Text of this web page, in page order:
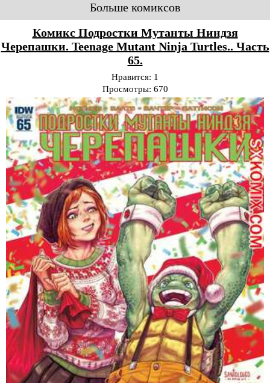
Больше комиксов
Комикс Подростки Мутанты Ниндзя
Черепашки. Teenage Mutant Ninja Turtles.. Часть
65.
Нравится: 1
Просмотры: 670